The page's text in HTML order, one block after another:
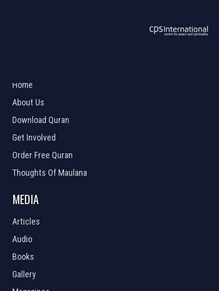
Home
About Us
Download Quran
Get Involved
Order Free Quran
Thoughts Of Maulana
MEDIA
Articles
Audio
Books
Gallery